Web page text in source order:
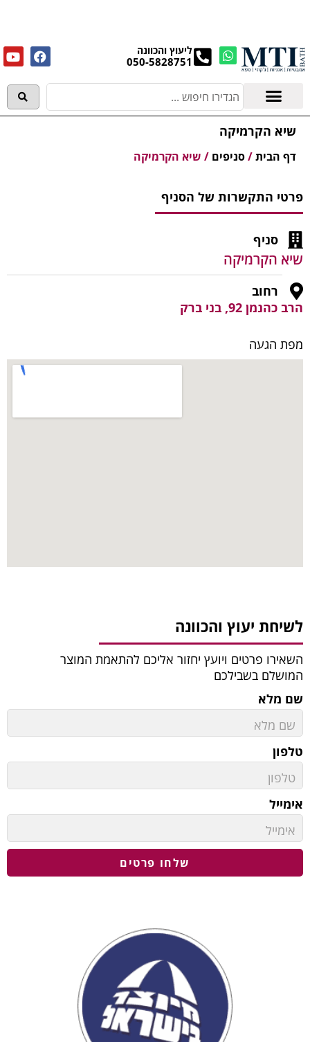
ליעוץ והכוונה
050-5828751
שיא הקרמיקה
דף הבית/סניפים / שיא הקרמיקה
פרטי התקשרות של הסניף
סניף
שיא הקרמיקה
רחוב
הרב כהנמן 92, בני ברק
מפת הגעה
לשיחת יעוץ והכוונה
השאירו פרטים ויועץ יחזור אליכם להתאמת המוצר
המושלם בשבילכם
שם מלא
טלפון
אימייל
שלחו פרטים